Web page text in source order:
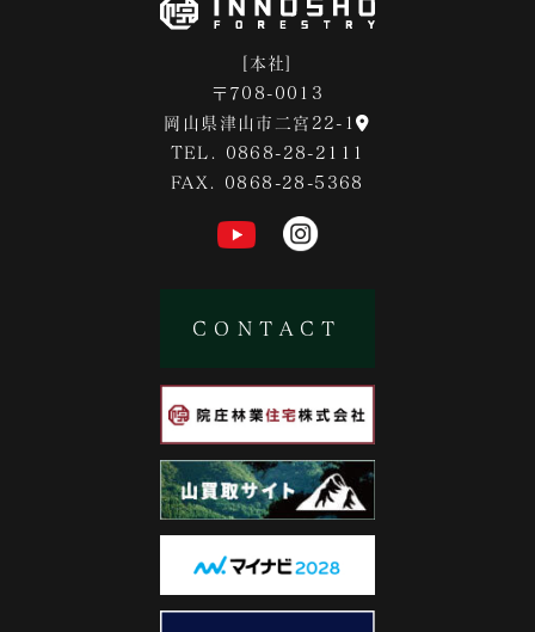
[本社]
〒708-0013
岡山県津山市二宮22-1
TEL. 0868-28-2111
FAX. 0868-28-5368
CONTACT